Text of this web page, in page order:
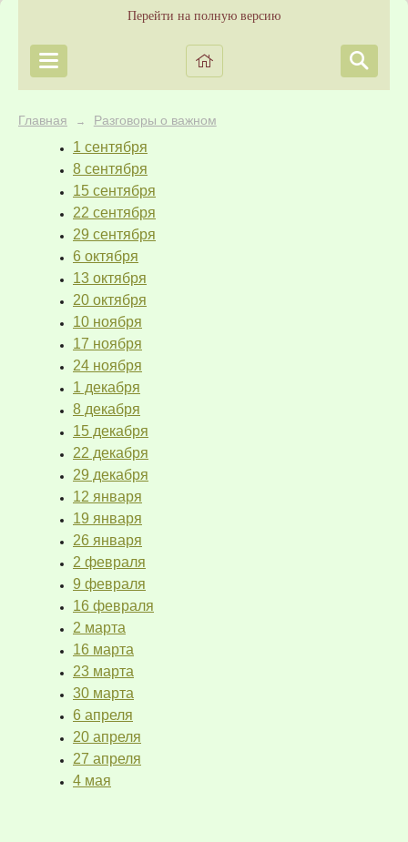
Перейти на полную версию
Главная → Разговоры о важном
1 сентября
8 сентября
15 сентября
22 сентября
29 сентября
6 октября
13 октября
20 октября
10 ноября
17 ноября
24 ноября
1 декабря
8 декабря
15 декабря
22 декабря
29 декабря
12 января
19 января
26 января
2 февраля
9 февраля
16 февраля
2 марта
16 марта
23 марта
30 марта
6 апреля
20 апреля
27 апреля
4 мая